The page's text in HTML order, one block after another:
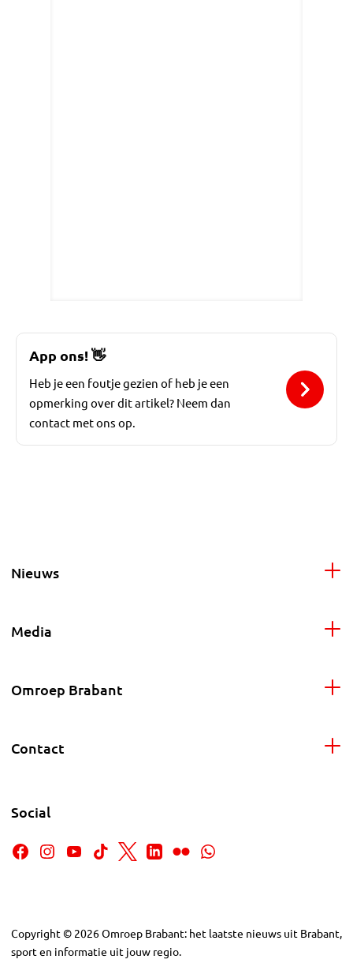
App ons!👋
Heb je een foutje gezien of heb je een
opmerking over dit artikel? Neem dan
contact met ons op.
Nieuws
Media
Omroep Brabant
Contact
Social
Copyright © 2026Omroep Brabant: het laatste nieuws uit Brabant,
sport en informatie uit jouw regio.